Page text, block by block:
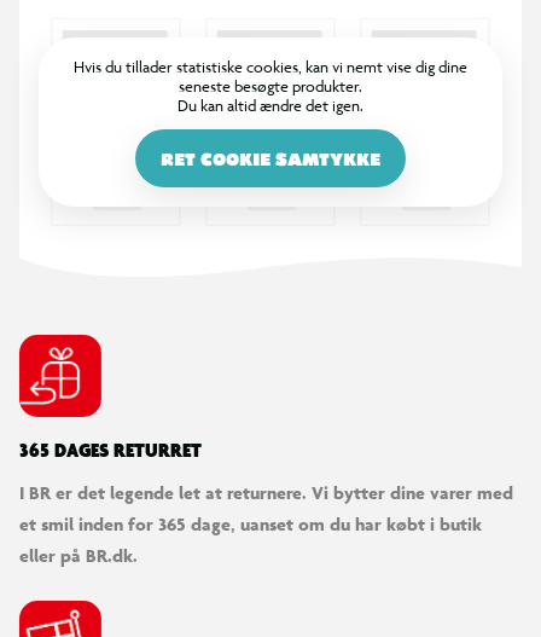
Hvis du tillader statistiske cookies, kan vi nemt vise dig dine
seneste besøgte produkter.
Du kan altid ændre det igen.
RET COOKIE SAMTYKKE
365 DAGES RETURRET
I BR er det legende let at returnere. Vi bytter dine varer med
et smil inden for 365 dage, uanset om du har købt i butik
eller på BR.dk.